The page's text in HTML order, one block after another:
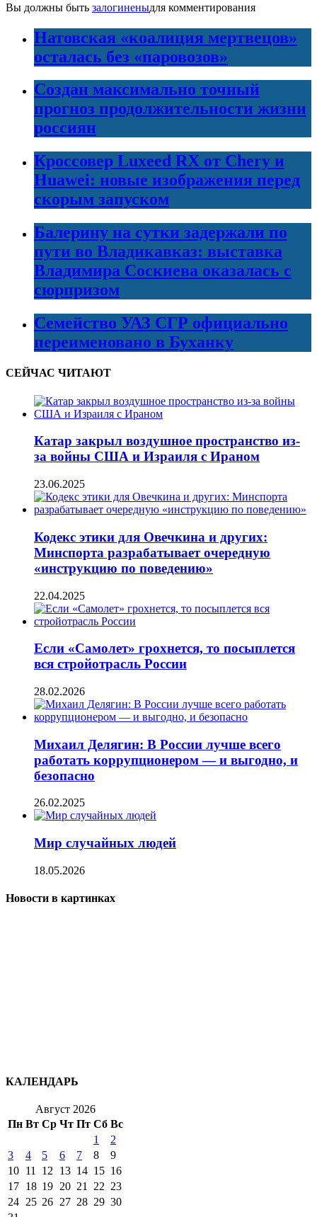
Вы должны быть залогиненыдля комментирования
Натовская «коалиция мертвецов»
осталась без «паровозов»
Создан максимально точный
прогноз продолжительности жизни
россиян
Кроссовер Luxeed RX от Chery и
Huawei: новые изображения перед
скорым запуском
Балерину на сутки задержали по
пути во Владикавказ: выставка
Владимира Соскиева оказалась с
сюрпризом
Семейство УАЗ СГР официально
переименовано в Буханку
СЕЙЧАС ЧИТАЮТ
Катар закрыл воздушное пространство из-
за войны США и Израиля с Ираном
23.06.2025
Кодекс этики для Овечкина и других:
Минспорта разрабатывает очередную
«инструкцию по поведению»
22.04.2025
Если «Самолет» грохнется, то посыплется
вся стройотрасль России
28.02.2026
Михаил Делягин: В России лучше всего
работать коррупционером — и выгодно, и
безопасно
26.02.2025
Мир случайных людей
18.05.2026
Новости в картинках
КАЛЕНДАРЬ
Август 2026
Пн Вт Ср Чт Пт Сб Вс
1
2
3
4 5 6 7 8
9
10 11 12 13 14 15 16
17 18 19 20 21 22 23
24 25 26 27 28 29 30